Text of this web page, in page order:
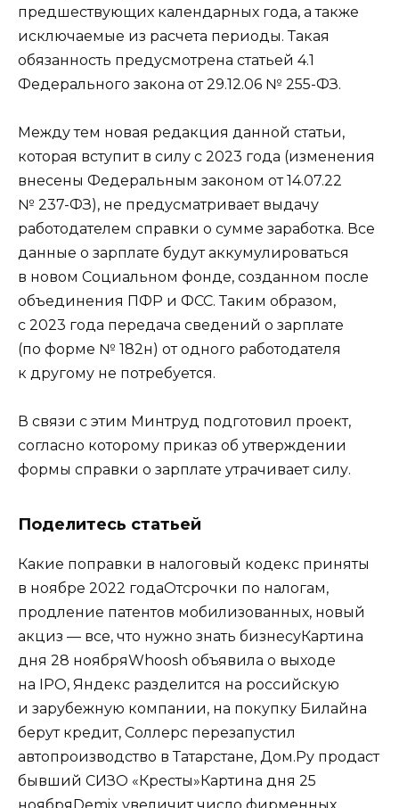
предшествующих календарных года, а также
исключаемые из расчета периоды. Такая
обязанность предусмотрена статьей 4.1
Федерального закона от 29.12.06 № 255-ФЗ.
Между тем новая редакция данной статьи,
которая вступит в силу с 2023 года (изменения
внесены Федеральным законом от 14.07.22
№ 237-ФЗ), не предусматривает выдачу
работодателем справки о сумме заработка. Все
данные о зарплате будут аккумулироваться
в новом Социальном фонде, созданном после
объединения ПФР и ФСС. ‎Таким образом,
с 2023 года передача сведений о зарплате
(по форме № 182н) от одного работодателя
к другому не потребуется.
В связи с этим Минтруд подготовил проект,
согласно которому приказ об утверждении
формы справки о зарплате утрачивает силу.
Поделитесь статьей
Какие поправки в налоговый кодекс приняты
в ноябре 2022 годаОтсрочки по налогам,
продление патентов мобилизованных, новый
акциз — все, что нужно знать бизнесуКартина
дня 28 ноябряWhoosh объявила о выходе
на IPO, Яндекс разделится на российскую
и зарубежную компании, на покупку Билайна
берут кредит, Соллерс перезапустил
автопроизводство в Татарстане, Дом.Ру продаст
бывший СИЗО «Кресты»Картина дня 25